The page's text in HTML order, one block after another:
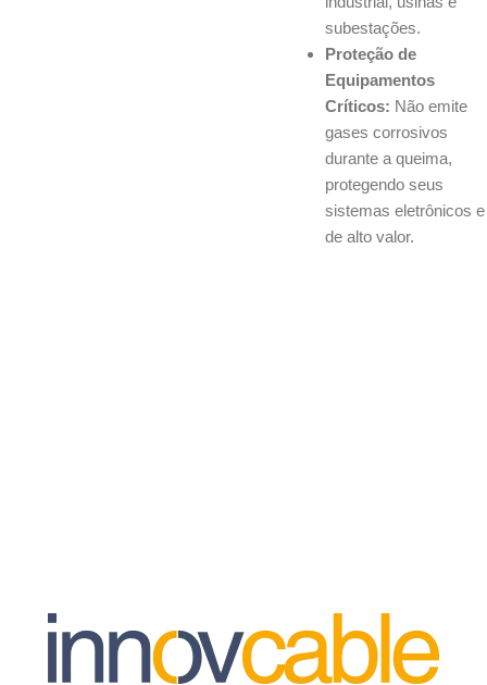
subestações.
Proteção de
Equipamentos
Críticos: Não emite
gases corrosivos
durante a queima,
protegendo seus
sistemas eletrônicos e
de alto valor.